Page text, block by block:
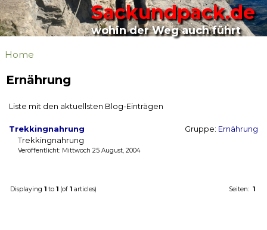
Sackundpack.de
wohin der Weg auch führt
Home
Ernährung
Liste mit den aktuellsten Blog-Einträgen
Trekkingnahrung Gruppe: Ernährung
Trekkingnahrung
Veröffentlicht: Mittwoch 25 August, 2004
Displaying 1 to 1 (of 1 articles) Seiten: 1